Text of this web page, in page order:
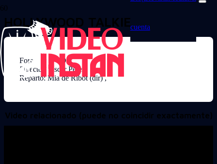
cuenta
HOLLYWOOD TALKIES
Formato: DVD
Director: Oscar Perez
Reparto: Mia de Ribot (dir) ,
Video relacionado (puede no coincidir exactamente)